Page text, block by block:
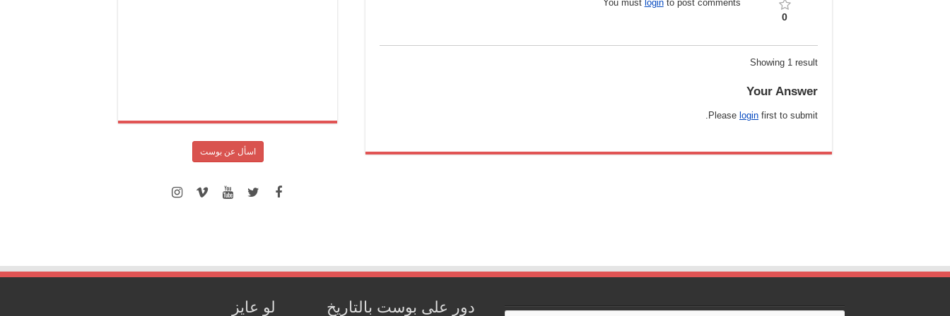
0
You must loginto post comments
Showing 1 result
Your Answer
Please login first to submit.
اسأل عن بوست
دور على بوست بالتاريخ لو عايز